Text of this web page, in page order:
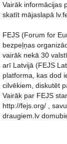
Vairāk informācijas
skatīt mājaslapā
FEJS (Forum for
bezpeļņas
vairāk nekā 30
arī Latvijā (FEJS
platforma, kas dod
cilvēkiem, diskutēt
Vairāk par FEJS
http://fejs.org/ ,
draugiem.lv